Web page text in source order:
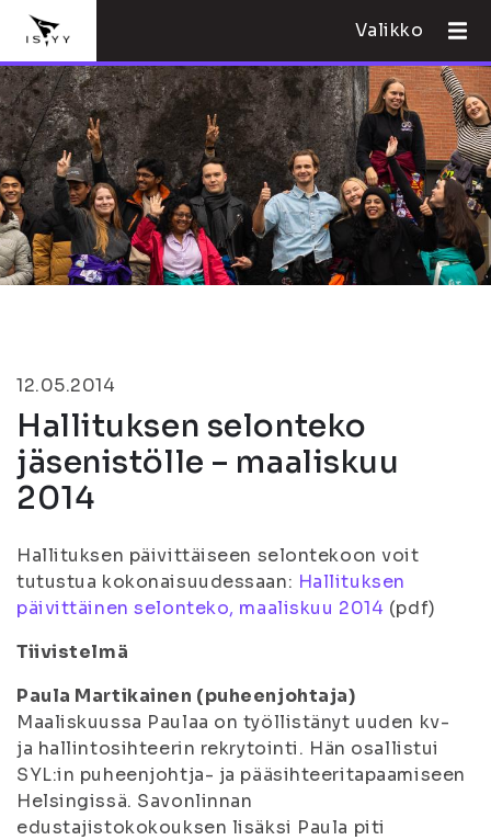
Valikko
12.05.2014
Hallituksen selonteko
jäsenistölle – maaliskuu
2014
Hallituksen päivittäiseen selontekoon voit
tutustua kokonaisuudessaan: Hallituksen
päivittäinen selonteko, maaliskuu 2014 (pdf)
Tiivistelmä
Paula Martikainen (puheenjohtaja)
Maaliskuussa Paulaa on työllistänyt uuden kv-
ja hallintosihteerin rekrytointi. Hän osallistui
SYL:in puheenjohtja- ja pääsihteeritapaamiseen
Helsingissä. Savonlinnan
edustajistokokouksen lisäksi Paula piti